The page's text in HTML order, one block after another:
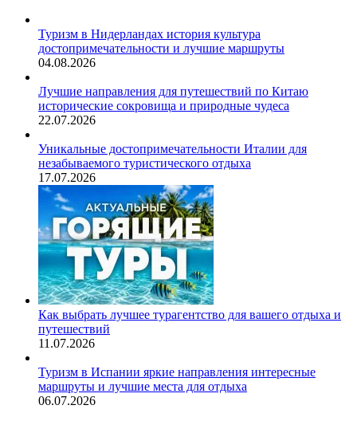
Туризм в Нидерландах история культура
достопримечательности и лучшие маршруты
04.08.2026
Лучшие направления для путешествий по Китаю
исторические сокровища и природные чудеса
22.07.2026
Уникальные достопримечательности Италии для
незабываемого туристического отдыха
17.07.2026
Как выбрать лучшее турагентство для вашего отдыха и
путешествий
11.07.2026
Туризм в Испании яркие направления интересные
маршруты и лучшие места для отдыха
06.07.2026